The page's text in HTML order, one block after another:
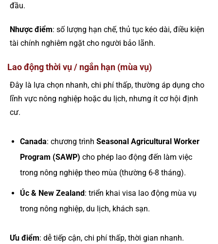
đầu.
Nhược điểm: số lượng hạn chế, thủ tục kéo dài, điều kiện
tài chính nghiêm ngặt cho người bảo lãnh.
Lao động thời vụ / ngắn hạn (mùa vụ)
Đây là lựa chọn nhanh, chi phí thấp, thường áp dụng cho
lĩnh vực nông nghiệp hoặc du lịch, nhưng ít cơ hội định
cư.
Canada: chương trình Seasonal Agricultural Worker
Program (SAWP) cho phép lao động đến làm việc
trong nông nghiệp theo mùa (thường 6-8 tháng).
Úc & New Zealand: triển khai visa lao động mùa vụ
trong nông nghiệp, du lịch, khách sạn.
Ưu điểm: dễ tiếp cận, chi phí thấp, thời gian nhanh.